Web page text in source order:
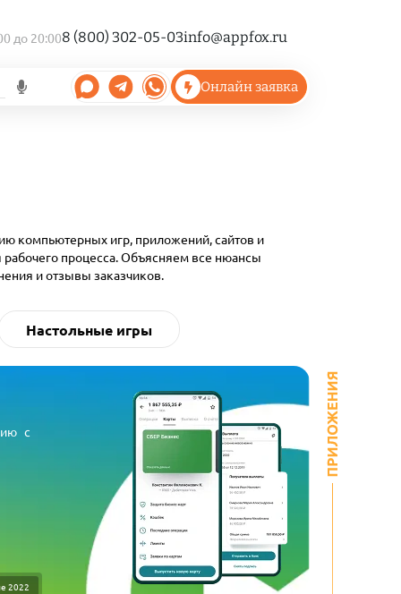
до 20:008 (800) 302-05-03info@appfox.ru
Онлайн заявка
компьютерных игр, приложений, сайтов и
процесса. Объясняем все нюансы
и отзывы заказчиков.
Настольные игры
с
2022